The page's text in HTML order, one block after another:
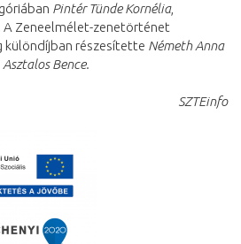
Pintér Tünde Kornélia,
A Zeneelmélet-zenetörténet
különdíjban részesítette Németh Anna
Asztalos Bence.
SZTEinfo